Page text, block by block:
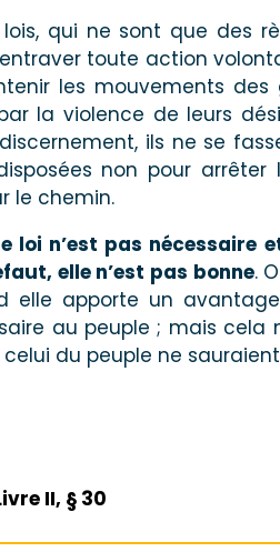
qui ne sont que des
toute action
les mouvements des
la violence de leurs
ils ne se
non pour arrêter
le chemin.
loi n’est pas nécessaire
elle n’est pas bonne.
elle apporte un
au peuple ; mais cela
du peuple ne
II, § 30